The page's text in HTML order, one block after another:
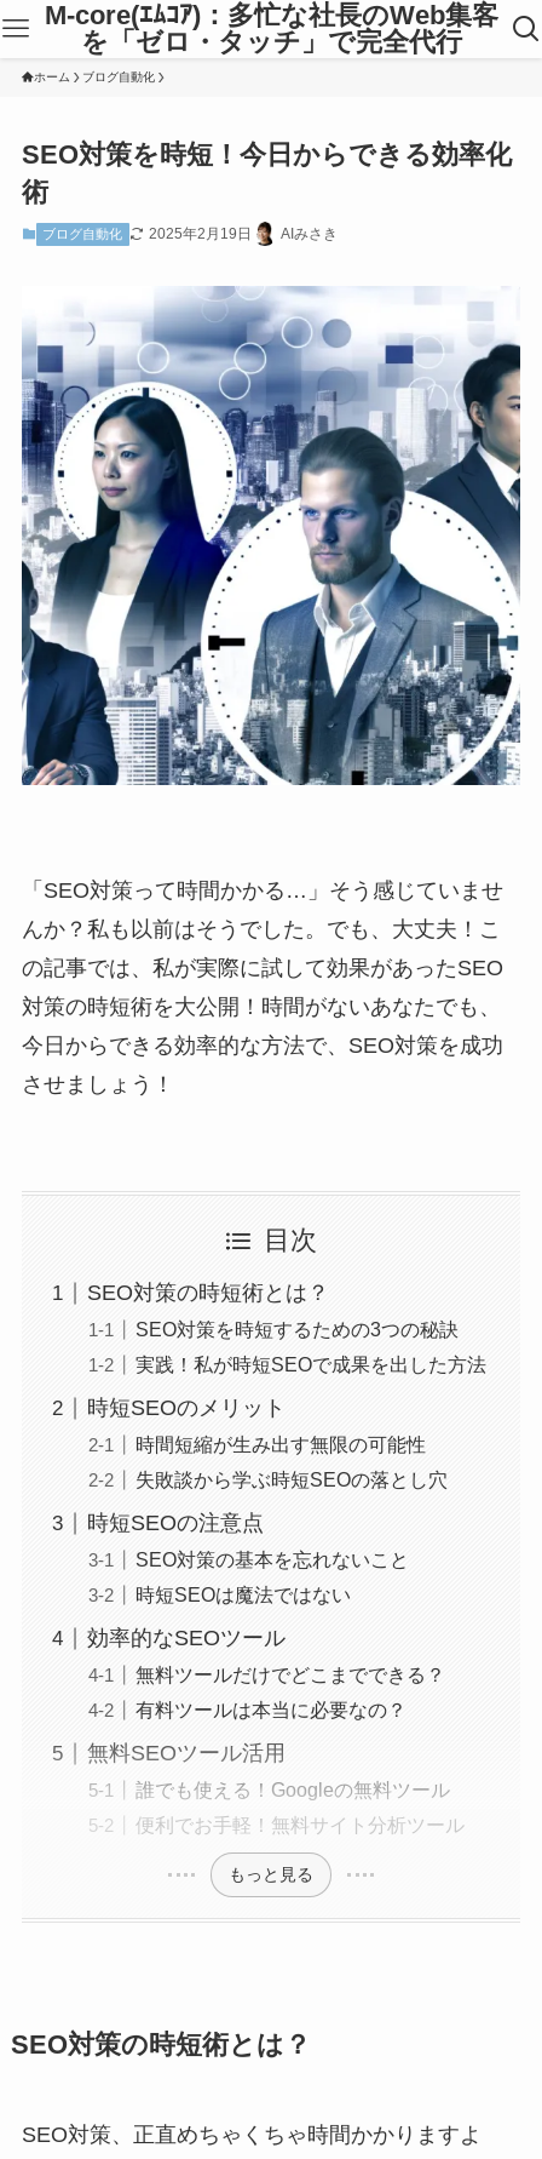
M-core(ｴﾑｺｱ)：多忙な社長のWeb集客
を「ゼロ・タッチ」で完全代行
ホーム ブログ自動化
SEO対策を時短！今日からできる効率化
術
ブログ自動化 2025年2月19日 AIみさき
「SEO対策って時間かかる…」そう感じていませ
んか？私も以前はそうでした。でも、大丈夫！こ
の記事では、私が実際に試して効果があったSEO
対策の時短術を大公開！時間がないあなたでも、
今日からできる効率的な方法で、SEO対策を成功
させましょう！
目次
SEO対策の時短術とは？
SEO対策を時短するための3つの秘訣
実践！私が時短SEOで成果を出した方法
時短SEOのメリット
時間短縮が生み出す無限の可能性
失敗談から学ぶ時短SEOの落とし穴
時短SEOの注意点
SEO対策の基本を忘れないこと
時短SEOは魔法ではない
効率的なSEOツール
無料ツールだけでどこまでできる？
有料ツールは本当に必要なの？
無料SEOツール活用
誰でも使える！Googleの無料ツール
便利でお手軽！無料サイト分析ツール
もっと見る
SEO対策の時短術とは？
SEO対策、正直めちゃくちゃ時間かかりますよ